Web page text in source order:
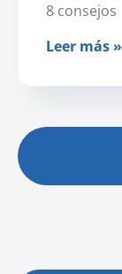
8 consejos
Leer más »